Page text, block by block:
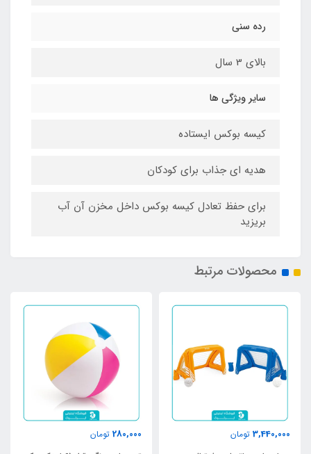
رده سنی
بالای 3 سال
سایر ویژگی ها
کیسه بوکس ایستاده
هدیه ای جذاب برای کودکان
برای حفظ تعادل کیسه بوکس داخل مخزن آن آب
بریزید
محصولات مرتبط
3,440,000 تومان
280,000 تومان